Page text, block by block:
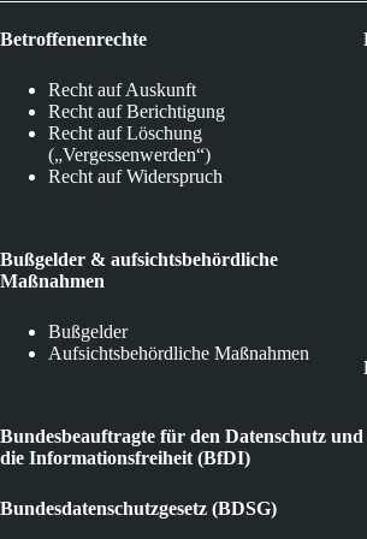
Betroffenenrechte
Recht auf Auskunft
Recht auf Berichtigung
Recht auf Löschung
(„Vergessenwerden“)
Recht auf Widerspruch
Bußgelder & aufsichtsbehördliche
Maßnahmen
Bußgelder
Aufsichtsbehördliche Maßnahmen
Bundesbeauftragte für den Datenschutz und
die Informationsfreiheit (BfDI)
Bundesdatenschutzgesetz (BDSG)